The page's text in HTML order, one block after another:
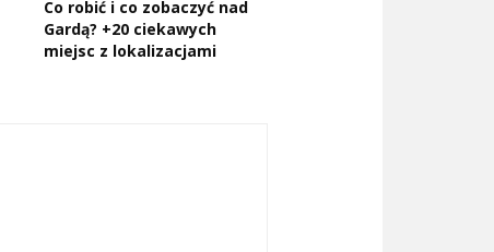
Co robić i co zobaczyć nad
Gardą? +20 ciekawych
miejsc z lokalizacjami